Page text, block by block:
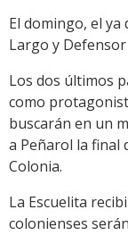
El domingo, el ya
Largo y
Los dos últimos
como
buscarán en un
a Peñarol la final
Colonia.
La Escuelita
colonienses